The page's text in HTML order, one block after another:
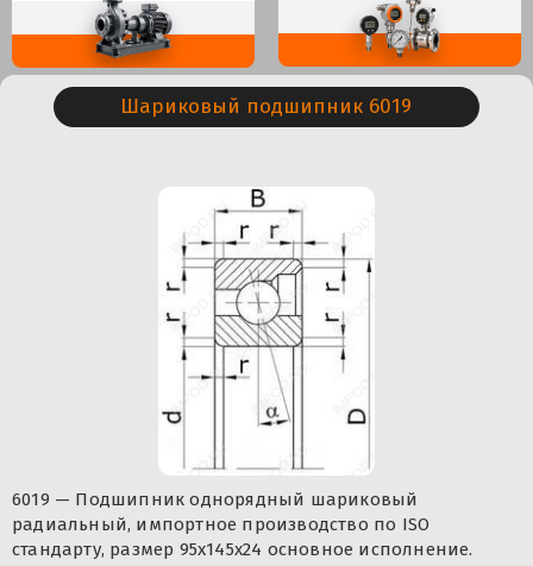
Шариковый подшипник 6019
6019 — Подшипник однорядный шариковый
радиальный, импортное производство по ISO
стандарту, размер 95x145x24 основное исполнение.